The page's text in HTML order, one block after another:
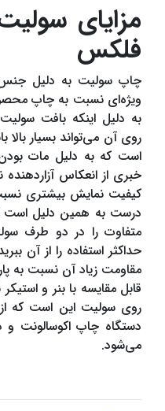
مزایای
فلکس
چاپ سولیت به دلیل
ویژه‌ای نسبت به چاپ
به دلیل اینکه بافت
روی آن می‌تواند بسیار
است که به دلیل مات
خبری از انعکاس
کیفیت نمایش بیشتری
درست به همین دلیل است
متفاوت را در دو طرف
حداکثر استفاده را از آن
مقاومت زیاد آن نسبت به
قابل مقایسه با بنر و
روی سولیت این است که
می‌شود.